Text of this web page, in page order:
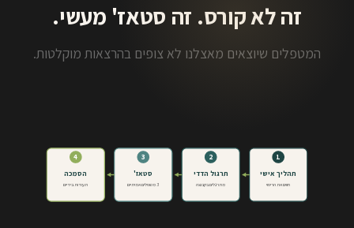
זה לא קורס. זה סטאז' מעשי.
המטפלים שיוצאים מאצלנו לא צופים בהרצאות מוקלטות.
1
תהליך אישי
חווים את הריפוי
2
תרגול הדדי
מתרגלים בקבוצה
3
סטאז'
3 מטופלים אמיתיים
4
הסמכה
תעודות בידיים